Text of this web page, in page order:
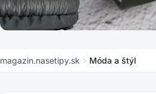
Casio Collection HDC-700-
magazin.nasetipy.sk Móda a štýl